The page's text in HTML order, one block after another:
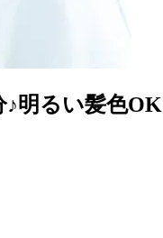
明るい髪色